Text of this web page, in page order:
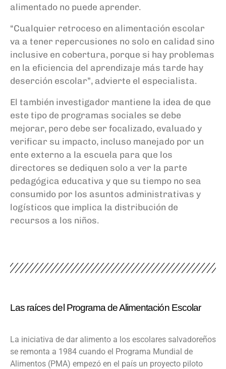
alimentado no puede aprender.
“Cualquier retroceso en alimentación escolar
va a tener repercusiones no solo en calidad sino
inclusive en cobertura, porque si hay problemas
en la eficiencia del aprendizaje más tarde hay
deserción escolar”, advierte el especialista.
El también investigador mantiene la idea de que
este tipo de programas sociales se debe
mejorar, pero debe ser focalizado, evaluado y
verificar su impacto, incluso manejado por un
ente externo a la escuela para que los
directores se dediquen solo a ver la parte
pedagógica educativa y que su tiempo no sea
consumido por los asuntos administrativas y
logísticos que implica la distribución de
recursos a los niños.
Las raíces del Programa de Alimentación Escolar
La iniciativa de dar alimento a los escolares salvadoreños
se remonta a 1984 cuando el Programa Mundial de
Alimentos (PMA) empezó en el país un proyecto piloto